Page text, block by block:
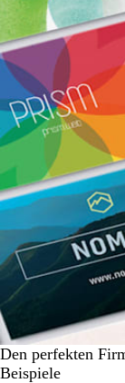
Den perfekten
Beispiele